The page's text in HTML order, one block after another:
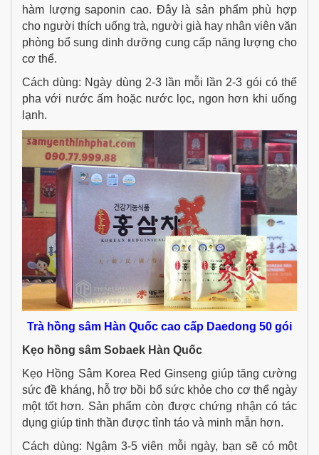
hàm lượng saponin cao. Đây là sản phẩm phù hợp
cho người thích uống trà, người già hay nhân viên văn
phòng bổ sung dinh dưỡng cung cấp năng lượng cho
cơ thể.
Cách dùng: Ngày dùng 2-3 lần mỗi lần 2-3 gói có thể
pha với nước ấm hoặc nước lọc, ngon hơn khi uống
lạnh.
Trà hồng sâm Hàn Quốc cao cấp Daedong 50 gói
Kẹo hồng sâm Sobaek Hàn Quốc
Kẹo Hồng Sâm Korea Red Ginseng giúp tăng cường
sức đề kháng, hỗ trợ bồi bổ sức khỏe cho cơ thể ngày
một tốt hơn. Sản phẩm còn được chứng nhận có tác
dụng giúp tinh thần được tỉnh táo và minh mẫn hơn.
Cách dùng: Ngậm 3-5 viên mỗi ngày, bạn sẽ có một